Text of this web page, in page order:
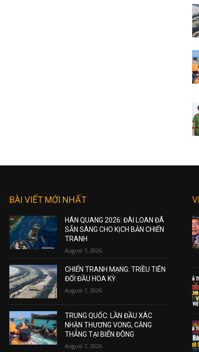
BÀI VIẾT MỚI NHẤT
HÁN QUANG 2026: ĐÀI LOAN ĐÃ
SẴN SÀNG CHO KỊCH BẢN CHIẾN
TRANH
August 7, 2026
CHIẾN TRANH MẠNG: TRIỀU TIÊN
ĐỐI ĐẦU HOA KỲ
August 7, 2026
TRUNG QUỐC: LẦN ĐẦU XÁC
NHẬN THƯƠNG VONG, CĂNG
THẲNG TẠI BIỂN ĐÔNG
August 7, 2026